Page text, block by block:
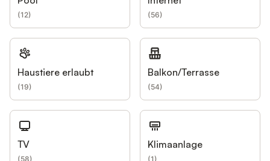
(12) (56)
Haustiere erlaubt
(19)
Balkon/Terrasse
(54)
TV
(58)
Klimaanlage
(1)